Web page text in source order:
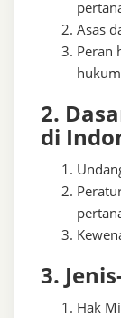
Asas
Peran
hukum
2.
di
3.
Hak